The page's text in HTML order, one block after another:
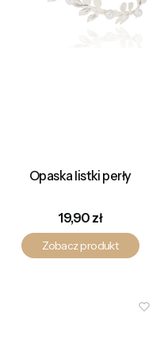
Opaska listki perły
Cena
19,90 zł
Zobacz produkt